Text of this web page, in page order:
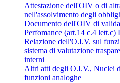
Attestazione dell'OIV o di
nell'assolvimento degli
Documento dell'OIV di
Perfomance (art.14 c.4
Relazione dell'O.I.V. sul
sistema di valutazione
interni
Altri atti degli O.I.V., Nuclei
funzioni analoghe